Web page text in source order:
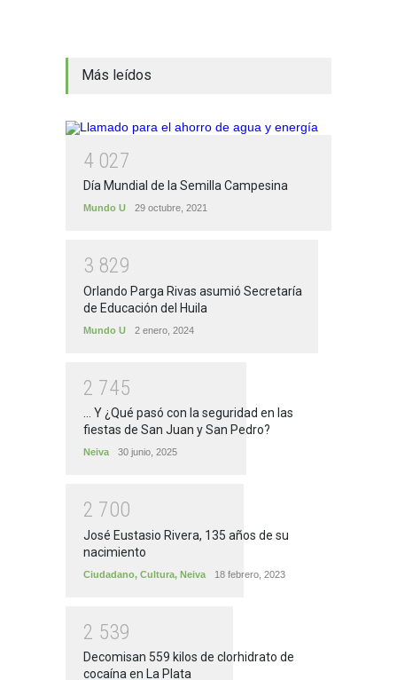
Más leídos
4 027
Día Mundial de la Semilla Campesina
Mundo U 29 octubre, 2021
3 829
Orlando Parga Rivas asumió Secretaría
de Educación del Huila
Mundo U 2 enero, 2024
2 745
... Y ¿Qué pasó con la seguridad en las
fiestas de San Juan y San Pedro?
Neiva 30 junio, 2025
2 700
José Eustasio Rivera, 135 años de su
nacimiento
Ciudadano, Cultura, Neiva 18 febrero, 2023
2 539
Decomisan 559 kilos de clorhidrato de
cocaína en La Plata